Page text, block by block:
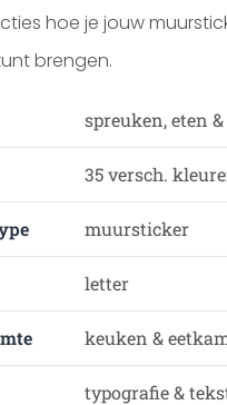
hoe je jouw
brengen.
spreuken, eten
35 versch.
muursticker
letter
keuken &
typografie &